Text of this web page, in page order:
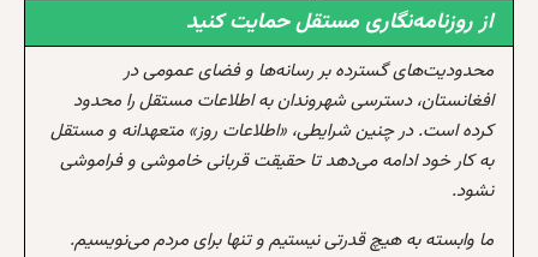
از روزنامه‌نگاری مستقل حمایت کنید
محدودیت‌های گسترده بر رسانه‌ها و فضای عمومی در
افغانستان، دسترسی شهروندان به اطلاعات مستقل را محدود
کرده است. در چنین شرایطی، «اطلاعات روز» متعهدانه و مستقل
به کار خود ادامه می‌دهد تا حقیقت قربانی خاموشی و فراموشی
نشود.
ما وابسته به هیچ قدرتی نیستیم و تنها برای مردم می‌نویسیم.